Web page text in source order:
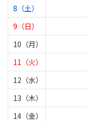
8（土）
9（日）
10（月）
11（火）
12（水）
13（木）
14（金）